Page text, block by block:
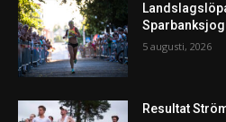
5 augusti, 2026
Resultat